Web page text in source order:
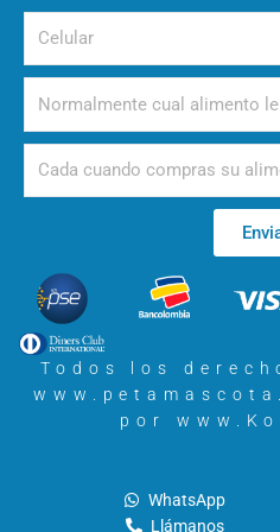
Todos los
por
WhatsApp
Llámanos